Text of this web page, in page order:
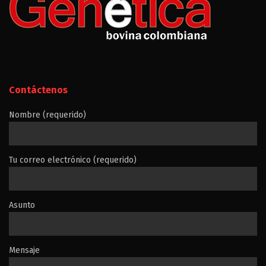
Contáctenos
Nombre (requerido)
Tu correo electrónico (requerido)
Asunto
Mensaje